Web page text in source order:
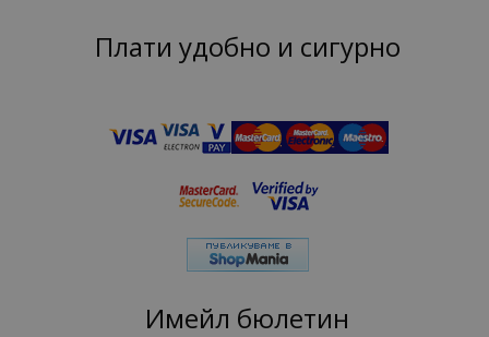
Плати удобно и сигурно
Имейл бюлетин